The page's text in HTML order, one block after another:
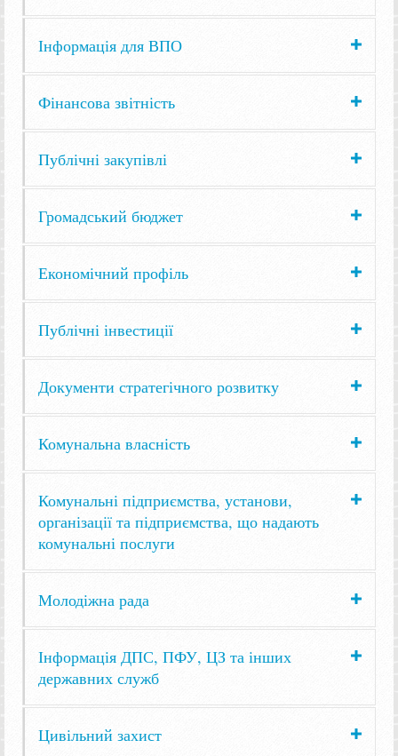
Інформація для ВПО
Фінансова звітність
Публічні закупівлі
Громадський бюджет
Економічний профіль
Публічні інвестиції
Документи стратегічного розвитку
Комунальна власність
Комунальні підприємства, установи,
організації та підприємства, що надають
комунальні послуги
Молодіжна рада
Інформація ДПС, ПФУ, ЦЗ та інших
державних служб
Цивільний захист